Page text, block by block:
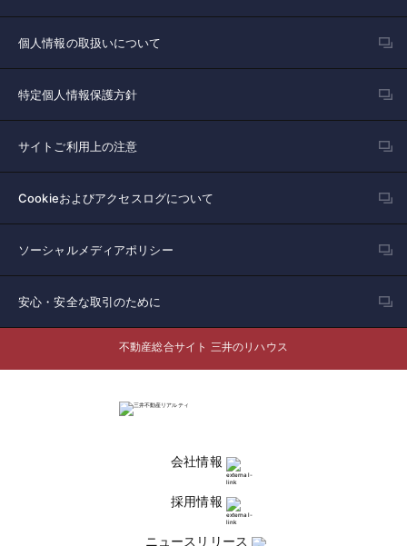
個人情報の取扱いについて
特定個人情報保護方針
サイトご利用上の注意
Cookieおよびアクセスログについて
ソーシャルメディアポリシー
安心・安全な取引のために
不動産総合サイト 三井のリハウス
会社情報
採用情報
ニュースリリース